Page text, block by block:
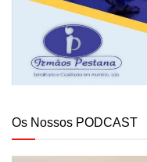
Os Nossos PODCAST